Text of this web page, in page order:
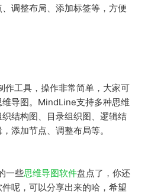
调整布局、添加标签等，方便
工具，操作非常简单，大家可
导图。MindLine支持多种思维
结构图、目录组织图、逻辑结
添加节点、调整布局等。
一些思维导图软件盘点了，你还
呢，可以分享出来的哈，希望